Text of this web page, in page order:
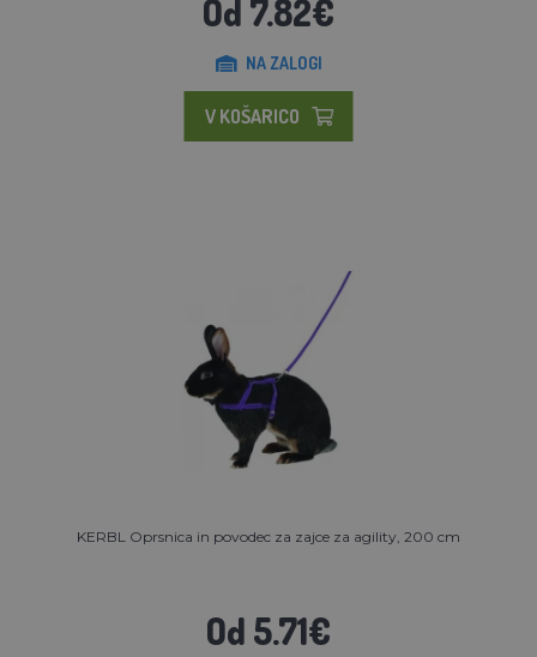
Od 7.82€
NA ZALOGI
V KOŠARICO
KERBL Oprsnica in povodec za zajce za agility, 200 cm
Od 5.71€